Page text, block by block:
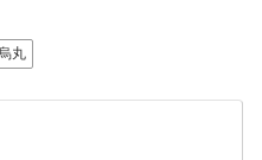
丸